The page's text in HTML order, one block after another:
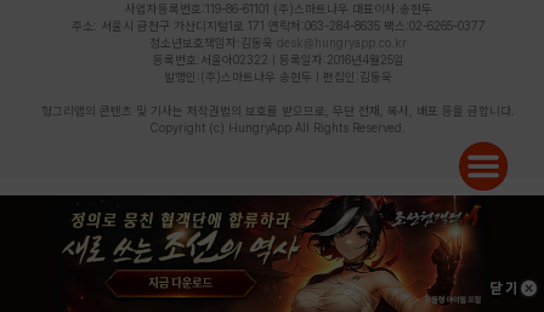
사업자등록번호:119-86-61101 (주)스마트나우 대표이사:송현두
주소: 서울시 금천구 가산디지털1로 171 연락처:063-284-8635 팩스:02-6265-0377
청소년보호책임자:김동욱 desk@hungryapp.co.kr
등록번호:서울아02322 | 등록일자:2016년4월25일
발행인:(주)스마트나우 송현두 | 편집인:김동욱
헝그리앱의 콘텐츠 및 기사는 저작권법의 보호를 받으므로, 무단 전재, 복사, 배포 등을 금합니다.
Copyright (c) HungryApp All Rights Reserved.